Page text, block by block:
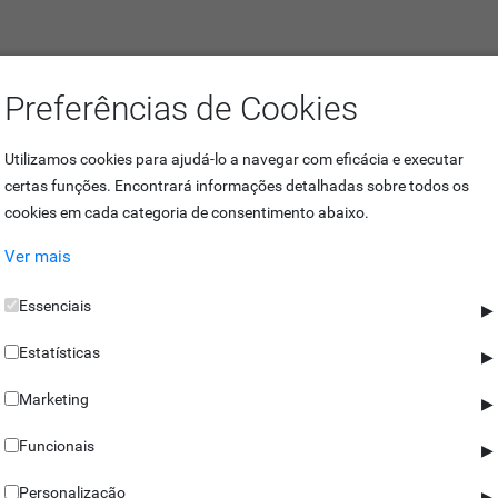
com reconhecimento por cartão de proximidade com
templates biométricas ficam armazenadas no cartão e não num
não autorizados.
a leitura do cartão pelo relógio de ponto, este identifica a
suporta reconhecimento facial e da palma da mão.
Preferências de Cookies
Utilizamos cookies para ajudá-lo a navegar com eficácia e executar
certas funções. Encontrará informações detalhadas sobre todos os
cookies em cada categoria de consentimento abaixo.
Ver mais
Essenciais ▶
Estatísticas ▶
Marketing ▶
Funcionais ▶
Personalização